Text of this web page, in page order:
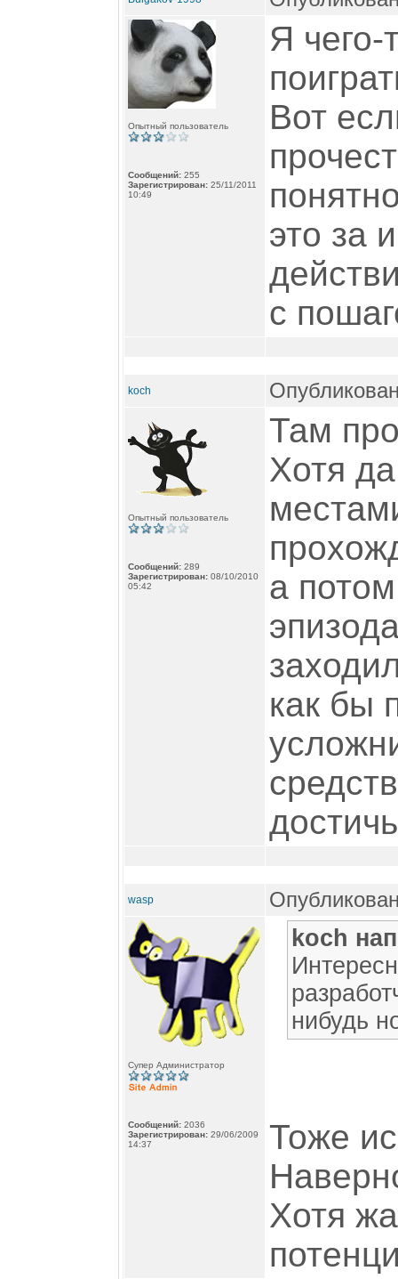
Опытный пользователь
Сообщений: 255
Зарегистрирован: 25/11/2011
10:49
Я чего-
Вот
это за
с
koch
Опытный пользователь
Сообщений: 289
Зарегистрирован: 08/10/2010
05:42
Там
Хотя
а
как бы
wasp
Супер Администратор
Сообщений: 2036
Зарегистрирован: 29/06/2009
14:37
koch
нибудь
Тоже
Хотя